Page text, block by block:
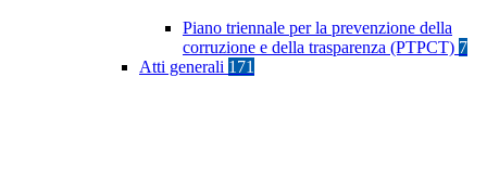
Piano triennale per la prevenzione della
corruzione e della trasparenza (PTPCT) 7
Atti generali 171